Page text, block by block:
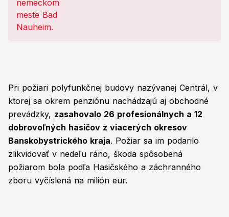
Pri požiari polyfunkčnej budovy nazývanej Centrál, v
ktorej sa okrem penziónu nachádzajú aj obchodné
prevádzky, zasahovalo 26 profesionálnych a 12
dobrovoľných hasičov z viacerých okresov
Banskobystrického kraja. Požiar sa im podarilo
zlikvidovať v nedeľu ráno, škoda spôsobená
požiarom bola podľa Hasičského a záchranného
zboru vyčíslená na milión eur.